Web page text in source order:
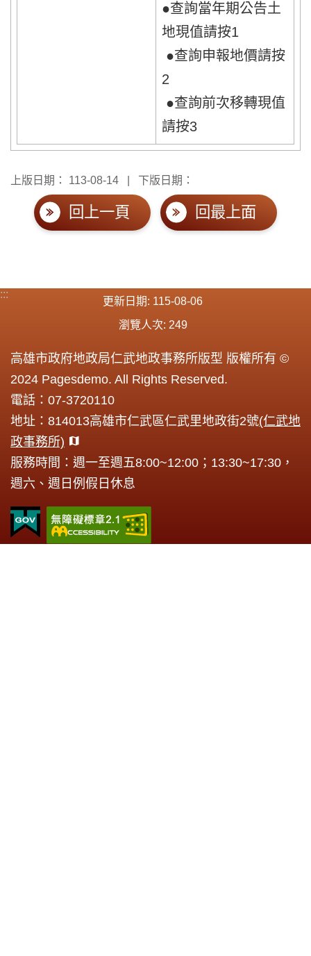
●查詢當年期公告土
地現值請按1
●查詢申報地價請按
2
●查詢前次移轉現值
請按3
上版日期： 113-08-14 下版日期：
回上一頁 回最上面
:::
更新日期
115-08-06
瀏覽人次 249
高雄市政府地政局仁武地政事務所版型 版權所有 ©
2024 Pagesdemo. All Rights Reserved.
電話：07-3720110
地址：814013高雄市仁武區仁武里地政街2號(仁武地
政事務所)
服務時間：週一至週五8:00~12:00；13:30~17:30，
週六、週日例假日休息